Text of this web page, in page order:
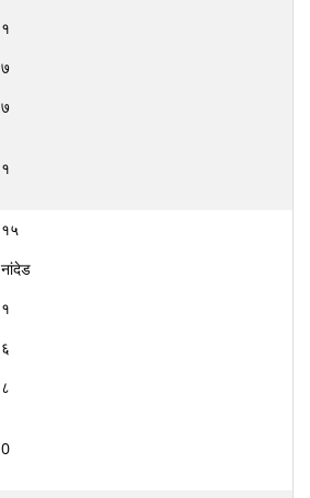
१
७
७
१
१५
नांदेड
१
६
८
0